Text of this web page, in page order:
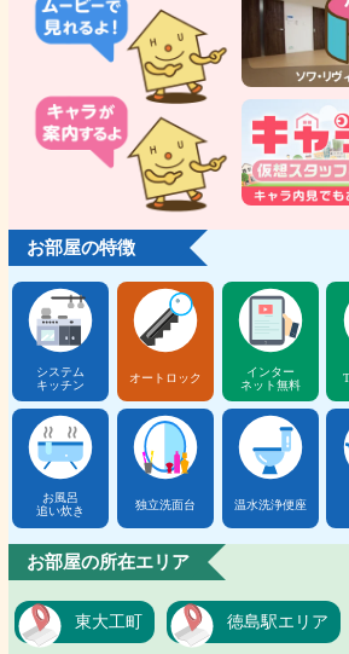
お部屋の特徴
システム
キッチン
オートロック
インター
ネット無料
お風呂
追い炊き
独立洗面台 温水洗浄便座
お部屋の所在エリア
東大工町 徳島駅エリア